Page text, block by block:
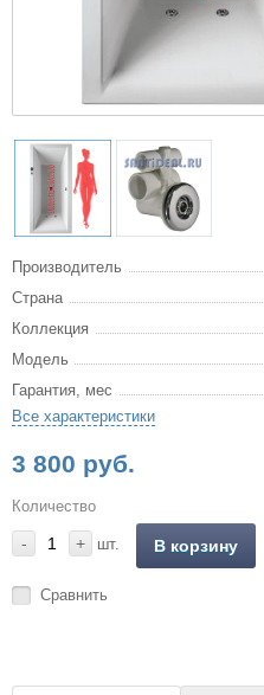
Производитель
Страна
Коллекция
Модель
Гарантия, мес
Все характеристики
3 800 руб.
Количество
- + шт. В корзину
Сравнить